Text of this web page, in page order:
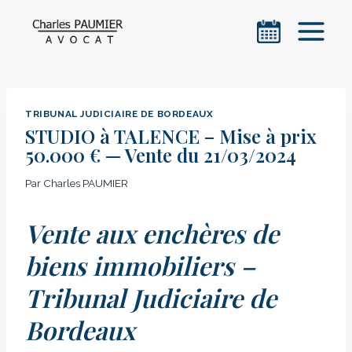
TRIBUNAL JUDICIAIRE DE BORDEAUX
STUDIO à TALENCE – Mise à prix
50.000 € — Vente du 21/03/2024
Par Charles PAUMIER
Vente aux enchères de
biens immobiliers –
Tribunal Judiciaire de
Bordeaux